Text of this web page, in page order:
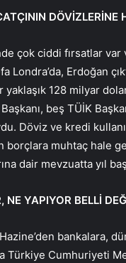
DÖVİZLERİNE
çok ciddi fırsatlar var
Londra’da, Erdoğan
yaklaşık 128 milyar
beş TÜİK
Döviz ve kredi
borçlara muhtaç hale
dair mevzuatta yıl
YAPIYOR BELLİ
bankalara,
Türkiye Cumhuriyeti